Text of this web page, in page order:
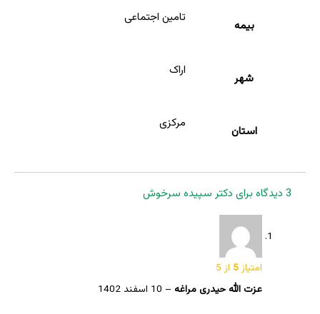
بیمه
تامین اجتماعی
شهر
اراک
استان
مرکزی
3 دیدگاه برای دکتر سپیده سرخوش
امتیاز5 از 5
عزت الله حیدری مراغه – 10 اسفند 1402